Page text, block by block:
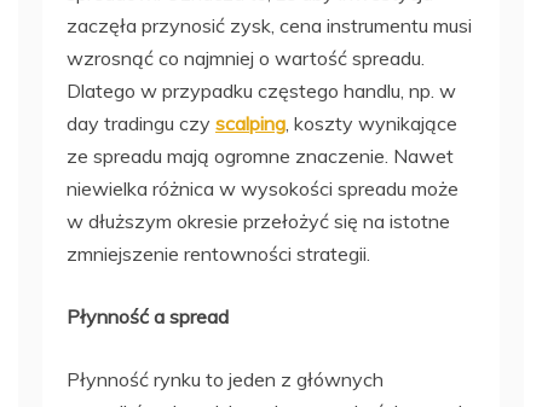
zaczęła przynosić zysk, cena instrumentu musi
wzrosnąć co najmniej o wartość spreadu.
Dlatego w przypadku częstego handlu, np. w
day tradingu czy scalping , koszty wynikające
ze spreadu mają ogromne znaczenie. Nawet
niewielka różnica w wysokości spreadu może
w dłuższym okresie przełożyć się na istotne
zmniejszenie rentowności strategii.
Płynność a spread
Płynność rynku to jeden z głównych